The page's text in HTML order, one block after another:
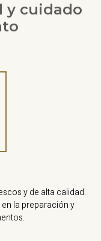
y cuidado
y de alta calidad.
la preparación y